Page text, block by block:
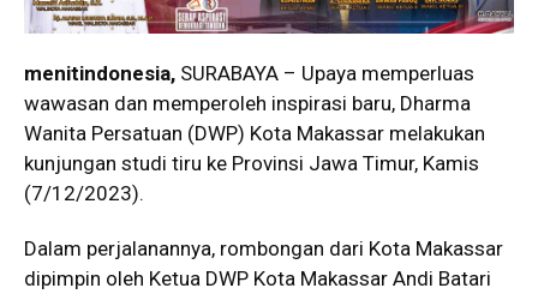
menitindonesia, SURABAYA – Upaya memperluas
wawasan dan memperoleh inspirasi baru, Dharma
Wanita Persatuan (DWP) Kota Makassar melakukan
kunjungan studi tiru ke Provinsi Jawa Timur, Kamis
(7/12/2023).
Dalam perjalanannya, rombongan dari Kota Makassar
dipimpin oleh Ketua DWP Kota Makassar Andi Batari